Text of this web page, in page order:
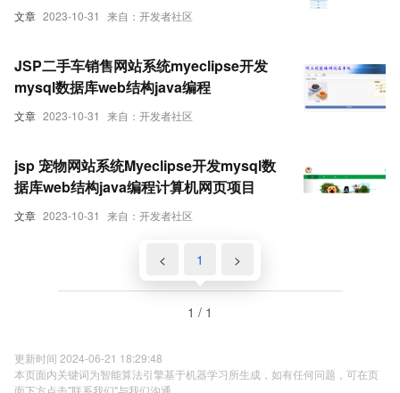
文章 2023-10-31 来自：开发者社区
文章 2023-10-31 来自：开发者社区
JSP二手车销售网站系统myeclipse开发
mysql数据库web结构java编程
文章 2023-10-31 来自：开发者社区
jsp 宠物网站系统Myeclipse开发mysql数
据库web结构java编程计算机网页项目
< 1 >
1 / 1
更新时间 2024-06-21 18:29:48
本页面内关键词为智能算法引擎基于机器学习所生成，如有任何问题，可在页
面下方点击"联系我们"与我们沟通。